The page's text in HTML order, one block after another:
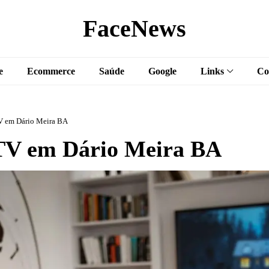
FaceNews
Ecommerce Saúde Google Links
em Dário Meira BA
em Dário Meira BA